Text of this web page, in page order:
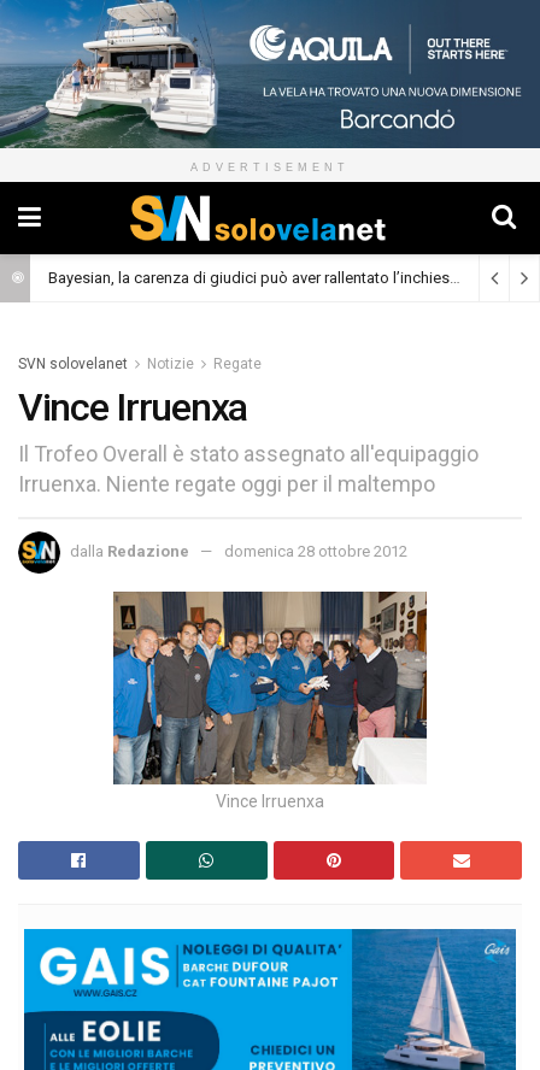
ADVERTISEMENT
Bayesian, la carenza di giudici può aver rallentato l’inchiesta (Cronaca)
SVN solovelanet Notizie Regate
Vince Irruenxa
Il Trofeo Overall è stato assegnato all'equipaggio
Irruenxa. Niente regate oggi per il maltempo
dalla Redazione domenica 28 ottobre 2012
Vince Irruenxa